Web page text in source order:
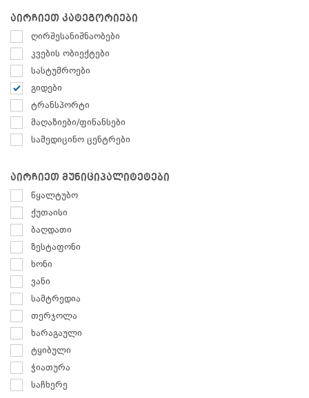
აირჩიეთ კატეგორიები
ღირშესანიშნაობები
კვების ობიექტები
სასტუმროები
გიდები
ტრანსპორტი
მაღაზიები/ფინანსები
სამედიცინო ცენტრები
აირჩიეთ მუნიციპალიტეტები
წყალტუბო
ქუთაისი
ბაღდათი
ზესტაფონი
ხონი
ვანი
სამტრედია
თერჯოლა
ხარაგაული
ტყიბული
ჭიათურა
საჩხერე